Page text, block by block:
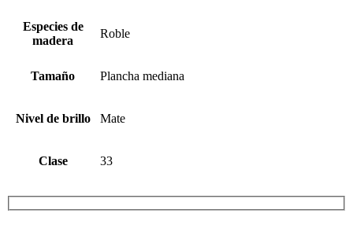
Especies de
madera
Roble
Tamaño Plancha mediana
Nivel de brillo Mate
Clase 33